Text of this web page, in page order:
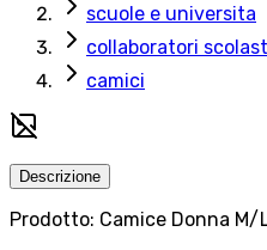
scuole e universita
collaboratori
camici
Descrizione
Prodotto: Camice Donna M/